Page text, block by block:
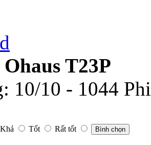
T23P
10/10 - 1044
Khá Tốt Rất tốt Bình chọn